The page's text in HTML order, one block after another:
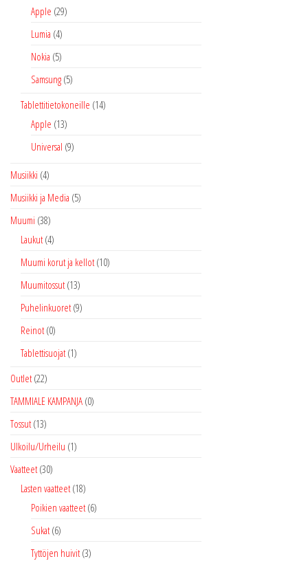
Apple (29)
Lumia (4)
Nokia (5)
Samsung (5)
Tablettitietokoneille (14)
Apple (13)
Universal (9)
Musiikki (4)
Musiikki ja Media (5)
Muumi (38)
Laukut (4)
Muumi korut ja kellot (10)
Muumitossut (13)
Puhelinkuoret (9)
Reinot (0)
Tablettisuojat (1)
Outlet (22)
TAMMIALE KAMPANJA (0)
Tossut (13)
Ulkoilu/Urheilu (1)
Vaatteet (30)
Lasten vaatteet (18)
Poikien vaatteet (6)
Sukat (6)
Tyttöjen huivit (3)